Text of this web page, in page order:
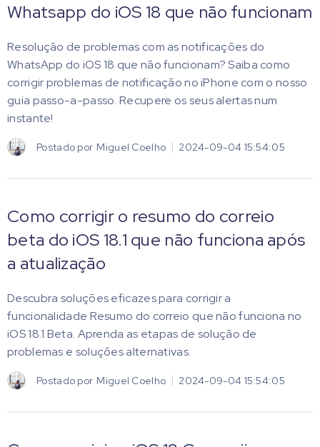
Whatsapp do iOS 18 que não funcionam
Resolução de problemas com as notificações do
WhatsApp do iOS 18 que não funcionam? Saiba como
corrigir problemas de notificação no iPhone com o nosso
guia passo-a-passo. Recupere os seus alertas num
instante!
Postado por Miguel Coelho 2024-09-04 15:54:05
Como corrigir o resumo do correio
beta do iOS 18.1 que não funciona após
a atualização
Descubra soluções eficazes para corrigir a
funcionalidade Resumo do correio que não funciona no
iOS 18.1 Beta. Aprenda as etapas de solução de
problemas e soluções alternativas.
Postado por Miguel Coelho 2024-09-04 15:54:05